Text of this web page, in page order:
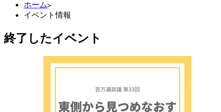
ホーム
イベント情報
終了したイベント